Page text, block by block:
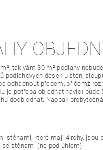
tak vám 30 m² podlahy
podlahových desek u stěn,
odhadnout předem, přičemž
je potřeba objednat navíc)
doobjednat. Naopak
které mají 4 rohy, jsou
stěnami (ne pod úhlem).